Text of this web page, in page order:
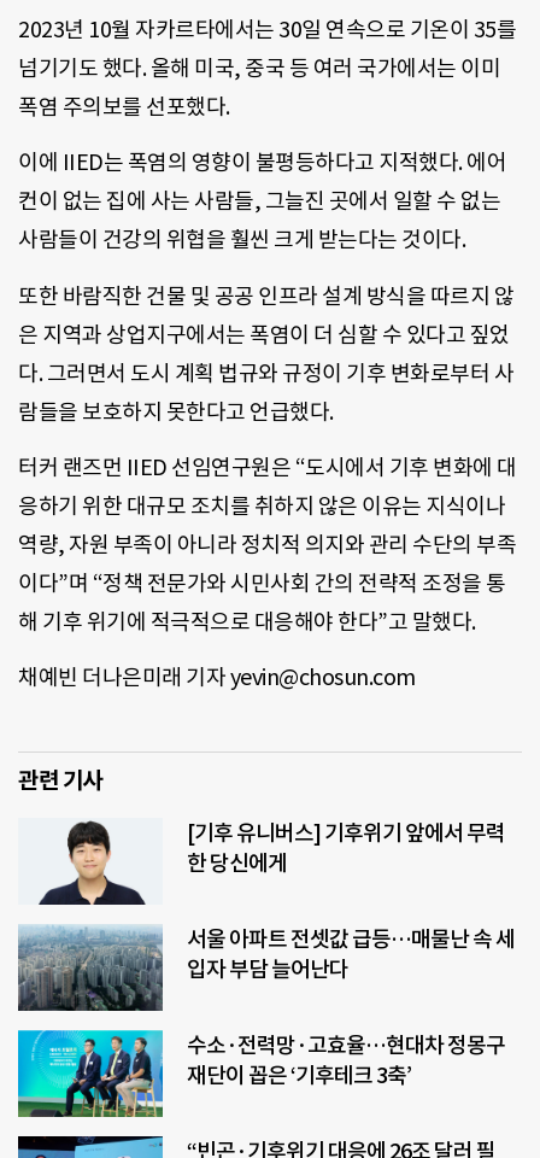
2023년 10월 자카르타에서는 30일 연속으로 기온이 35를
넘기기도 했다. 올해 미국, 중국 등 여러 국가에서는 이미
폭염 주의보를 선포했다.
이에 IIED는 폭염의 영향이 불평등하다고 지적했다. 에어
컨이 없는 집에 사는 사람들, 그늘진 곳에서 일할 수 없는
사람들이 건강의 위협을 훨씬 크게 받는다는 것이다.
또한 바람직한 건물 및 공공 인프라 설계 방식을 따르지 않
은 지역과 상업지구에서는 폭염이 더 심할 수 있다고 짚었
다. 그러면서 도시 계획 법규와 규정이 기후 변화로부터 사
람들을 보호하지 못한다고 언급했다.
터커 랜즈먼 IIED 선임연구원은 “도시에서 기후 변화에 대
응하기 위한 대규모 조치를 취하지 않은 이유는 지식이나
역량, 자원 부족이 아니라 정치적 의지와 관리 수단의 부족
이다”며 “정책 전문가와 시민사회 간의 전략적 조정을 통
해 기후 위기에 적극적으로 대응해야 한다”고 말했다.
채예빈 더나은미래 기자 yevin@chosun.com
관련 기사
[기후 유니버스] 기후위기 앞에서 무력
한 당신에게
서울 아파트 전셋값 급등…매물난 속 세
입자 부담 늘어난다
수소·전력망·고효율…현대차 정몽구
재단이 꼽은 ‘기후테크 3축’
“빈곤·기후위기 대응에 26조 달러 필